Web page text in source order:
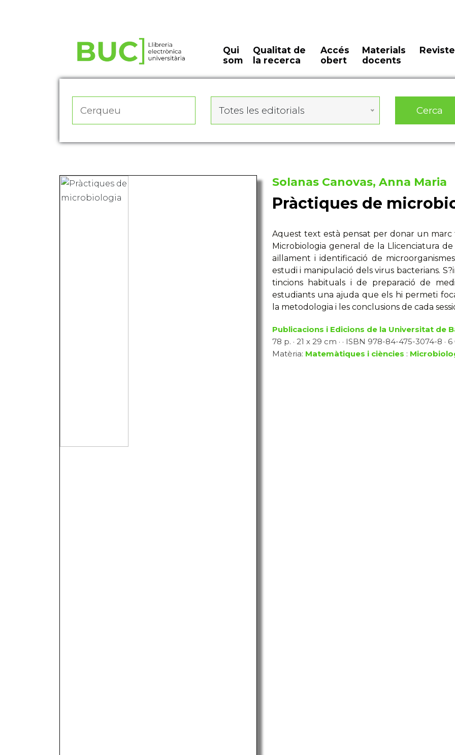
Qui
som
Qualitat de
la recerca
Accés
obert
Materials
docents
Totes les editorials Cerca
Solanas Canovas, Anna Maria
Pràctiques de
Aquest text està pensat per donar un
Microbiologia general de la Llicenciatura
aïllament i identificació de
estudi i manipulació dels virus bacterians.
tincions habituals i de preparació de
estudiants una ajuda que els hi permeti
la metodologia i les conclusions de cada
Publicacions i Edicions de la Universitat de
78 p. · 21 x 29 cm · · ISBN 978-84-475-3074-8 ·
Matèria: Matemàtiques i ciències :